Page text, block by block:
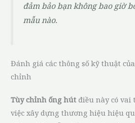
đảm bảo bạn không bao giờ
mẫu nào.
Đánh giá các thông số kỹ thuật
chỉnh
Tùy chỉnh ống hút điều này có
việc xây dựng thương hiệu hiệu